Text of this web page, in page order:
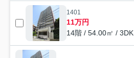
1401
11万円
14階 / 54.00㎡ / 3DK